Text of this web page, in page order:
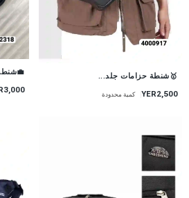
🥇شنطة حزامات جلد...
YER2,500 كمية محدودة